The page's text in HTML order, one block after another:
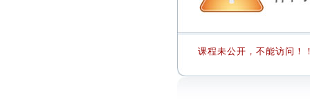
课程未公开，不能访问！